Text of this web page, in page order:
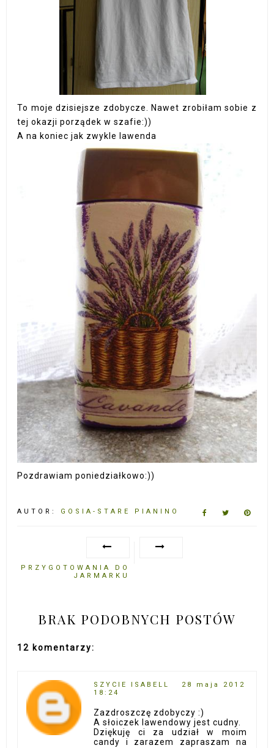
To moje dzisiejsze zdobycze. Nawet zrobiłam sobie z
tej okazji porządek w szafie:))
A na koniec jak zwykle lawenda
Pozdrawiam poniedziałkowo:))
AUTOR: GOSIA-STARE PIANINO
PRZYGOTOWANIA DO
JARMARKU
BRAK PODOBNYCH POSTÓW
12 komentarzy:
SZYCIE ISABELL
28 maja 2012
18:24
Zazdroszczę zdobyczy :)
A słoiczek lawendowy jest cudny.
Dziękuję ci za udział w moim
candy i zarazem zapraszam na